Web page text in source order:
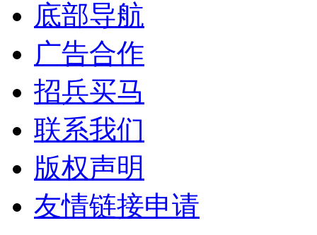
底部导航
广告合作
招兵买马
联系我们
版权声明
友情链接申请